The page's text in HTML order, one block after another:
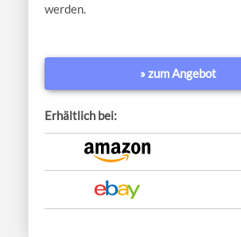
werden.
» zum Angebot
Erhältlich bei: